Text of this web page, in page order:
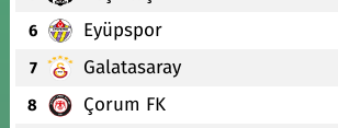
6 Eyüpspor
7 Galatasaray
8 Çorum FK